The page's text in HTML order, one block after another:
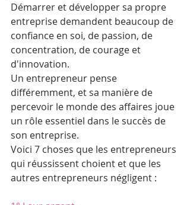
Démarrer et développer sa propre
entreprise demandent beaucoup de
confiance en soi, de passion, de
concentration, de courage et
d'innovation.
Un entrepreneur pense
différemment, et sa manière de
percevoir le monde des affaires joue
un rôle essentiel dans le succès de
son entreprise.
Voici 7 choses que les entrepreneurs
qui réussissent choient et que les
autres entrepreneurs négligent :